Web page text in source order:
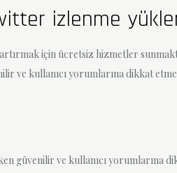
izlenme
artırmak için ücretsiz hizmetler
ve kullanıcı yorumlarına dikkat
güvenilir ve kullanıcı yorumlarına